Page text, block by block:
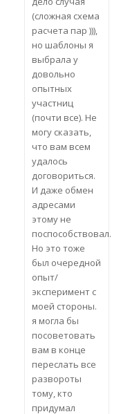
(сложная схема
расчета пар ))),
но шаблоны я
выбрала у
довольно
опытных
участниц
(почти все). Не
могу сказать,
что вам всем
удалось
договориться.
И даже обмен
адресами
этому не
поспособствовал.
Но это тоже
был очередной
опыт/
эксперимент с
моей стороны.
я могла бы
посоветовать
вам в конце
переслать все
развороты
тому, кто
придумал